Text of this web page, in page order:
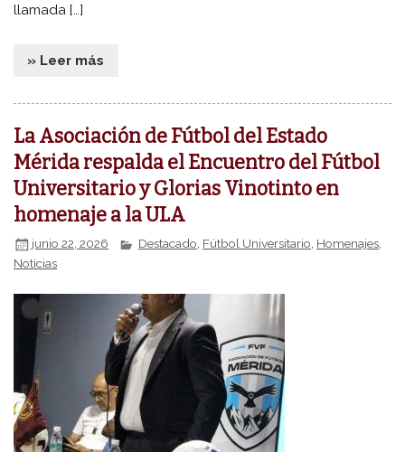
llamada […]
» Leer más
La Asociación de Fútbol del Estado
Mérida respalda el Encuentro del Fútbol
Universitario y Glorias Vinotinto en
homenaje a la ULA
junio 22, 2026 Destacado Fútbol Universitario Homenajes
Noticias